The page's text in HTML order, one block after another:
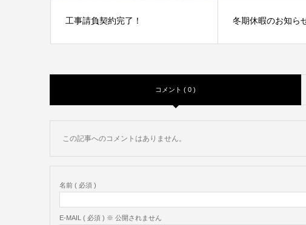
工事請負契約完了！ 冬期休暇のお知ら
コメント ( 0 )
この記事へのコメントはありません。
名前 ( 必須 )
E-MAIL ( 必須 ) ※ 公開されません